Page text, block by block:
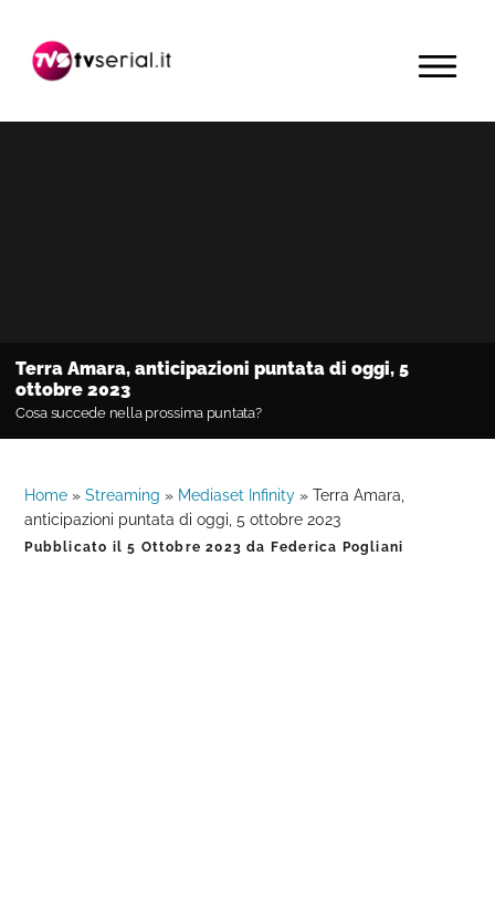
navigazione
contenuto
barra
primaria
MENU
Terra Amara, anticipazioni puntata di oggi, 5
ottobre 2023
Cosa succede nella prossima puntata?
Home »Streaming » Mediaset Infinity »Terra Amara,
anticipazioni puntata di oggi, 5 ottobre 2023
Pubblicato il5 Ottobre 2023 da Federica Pogliani